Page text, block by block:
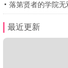
落第贤者的学院
最近更新